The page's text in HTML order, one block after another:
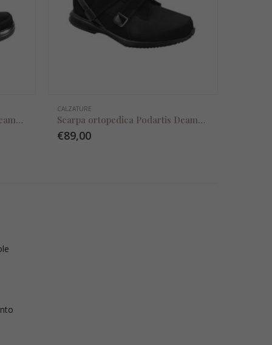
Scarpa ortopedica Podartis Deambulo L nero
CALZATURE
Scarpa ortopedica Podartis Deambulo Sport nero
€89,00